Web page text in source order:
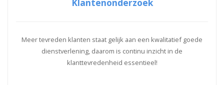
Meer tevreden klanten staat gelijk aan een kwalitatief goede
dienstverlening, daarom is continu inzicht in de
klanttevredenheid essentieel!